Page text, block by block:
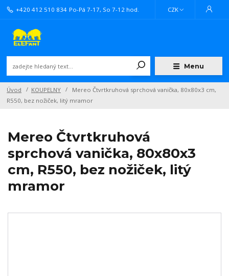
Menu
CZK
+420 412 510 834 Po-Pá 7-17, So 7-12 hod.
Úvod KOUPELNY
Mereo Čtvrtkruhová sprchová vanička, 80x80x3 cm,
R550, bez nožiček, litý mramor
Mereo Čtvrtkruhová
sprchová vanička, 80x80x3
cm, R550, bez nožiček, litý
mramor